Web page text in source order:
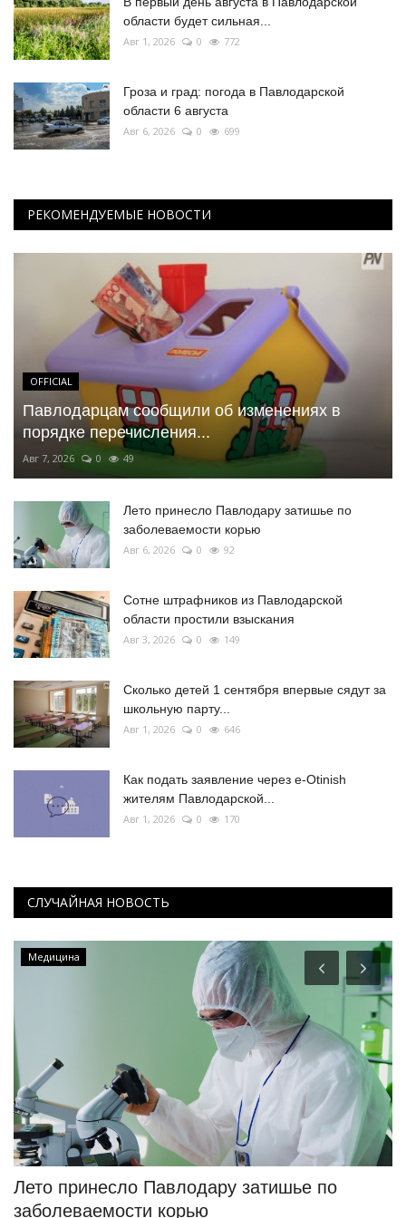
области будет сильная...
Авг 1, 2026 0 772
Гроза и град: погода в Павлодарской
области 6 августа
Авг 6, 2026 0 699
РЕКОМЕНДУЕМЫЕ НОВОСТИ
OFFICIAL
Павлодарцам сообщили об изменениях в
порядке перечисления...
Авг 7, 2026 0 49
Лето принесло Павлодару затишье по
заболеваемости корью
Авг 6, 2026 0 92
Сотне штрафников из Павлодарской
области простили взыскания
Авг 3, 2026 0 149
Сколько детей 1 сентября впервые сядут за
школьную парту...
Авг 1, 2026 0 646
Как подать заявление через e-Otinish
жителям Павлодарской...
Авг 1, 2026 0 170
СЛУЧАЙНАЯ НОВОСТЬ
Медицина
Лето принесло Павлодару затишье по
заболеваемости корью